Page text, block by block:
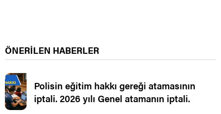
ÖNERİLEN HABERLER
Polisin eğitim hakkı gereği atamasının
iptali. 2026 yılı Genel atamanın iptali.